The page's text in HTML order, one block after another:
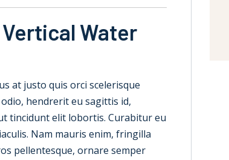
Water
at justo quis orci scelerisque
hendrerit eu sagittis id,
tincidunt elit lobortis. Curabitur eu
Nam mauris enim, fringilla
pellentesque, ornare semper